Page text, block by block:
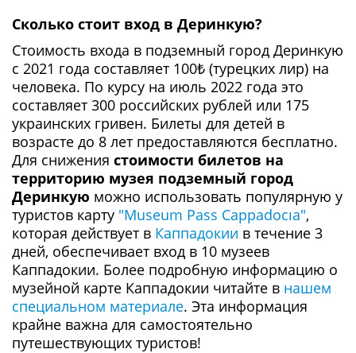
Сколько стоит вход в Деринкую?
Стоимость входа в подземный город Деринкую
с 2021 года составляет 100₺ (турецких лир) на
человека. По курсу на июль 2022 года это
составляет 300 российских рублей или 175
украинских гривен. Билеты для детей в
возрасте до 8 лет предоставляются бесплатно.
Для снижения стоимости билетов на
территорию музея подземный город
Деринкую можно использовать популярную у
туристов карту "Museum Pass Cappadocıa",
которая действует в Каппадокии в течение 3
дней, обеспечивает вход в 10 музеев
Каппадокии. Более подробную информацию о
музейной карте Каппадокии читайте в нашем
специальном материале. Эта информация
крайне важна для самостоятельно
путешествующих туристов!